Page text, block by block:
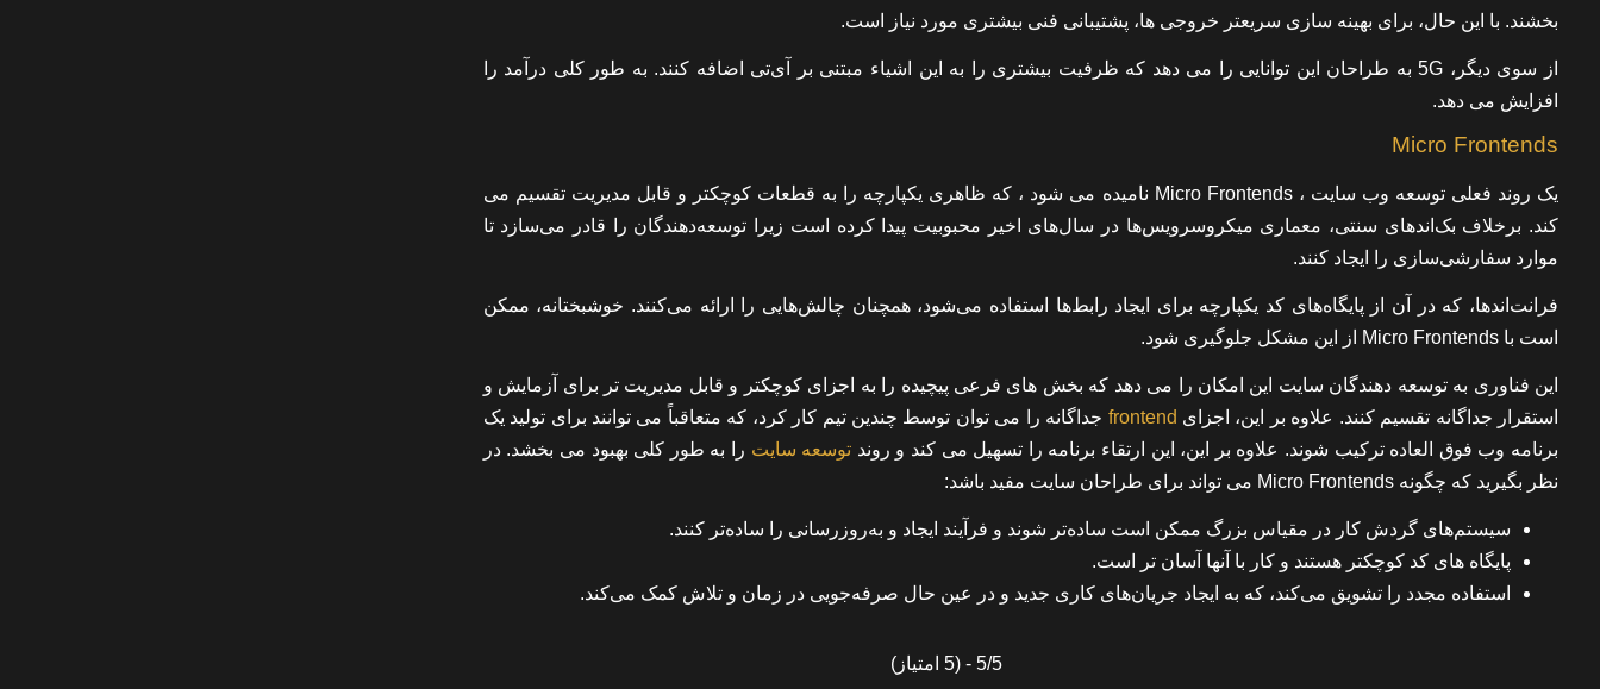
بخشند. با این حال، برای بهینه سازی سریعتر خروجی ها، پشتیبانی فنی بیشتری مورد نیاز است.
از سوی دیگر، 5G به طراحان این توانایی را می دهد که ظرفیت بیشتری را به این اشیاء مبتنی بر آی‌تی اضافه کنند. به طور کلی درآمد را
افزایش می دهد.
Micro Frontends
یک روند فعلی توسعه وب سایت ، Micro Frontends نامیده می شود ، که ظاهری یکپارچه را به قطعات کوچکتر و قابل مدیریت تقسیم می
کند. برخلاف بک‌اندهای سنتی، معماری میکروسرویس‌ها در سال‌های اخیر محبوبیت پیدا کرده است زیرا توسعه‌دهندگان را قادر می‌سازد تا
موارد سفارشی‌سازی را ایجاد کنند.
فرانت‌اندها، که در آن از پایگاه‌های کد یکپارچه برای ایجاد رابط‌ها استفاده می‌شود، همچنان چالش‌هایی را ارائه می‌کنند. خوشبختانه، ممکن
است با Micro Frontends از این مشکل جلوگیری شود.
این فناوری به توسعه دهندگان سایت این امکان را می دهد که بخش های فرعی پیچیده را به اجزای کوچکتر و قابل مدیریت تر برای آزمایش و
استقرار جداگانه تقسیم کنند. علاوه بر این، اجزای frontend جداگانه را می توان توسط چندین تیم کار کرد، که متعاقباً می توانند برای تولید یک
برنامه وب فوق العاده ترکیب شوند. علاوه بر این، این ارتقاء برنامه را تسهیل می کند و روند توسعه سایت را به طور کلی بهبود می بخشد. در
نظر بگیرید که چگونه Micro Frontends می تواند برای طراحان سایت مفید باشد:
سیستم‌های گردش کار در مقیاس بزرگ ممکن است ساده‌تر شوند و فرآیند ایجاد و به‌روزرسانی را ساده‌تر کنند.
پایگاه های کد کوچکتر هستند و کار با آنها آسان تر است.
استفاده مجدد را تشویق می‌کند، که به ایجاد جریان‌های کاری جدید و در عین حال صرفه‌جویی در زمان و تلاش کمک می‌کند.
5/5 - (5 امتیاز)